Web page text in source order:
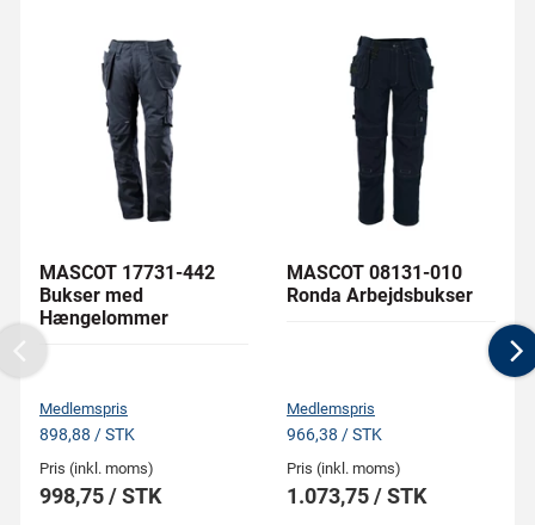
MASCOT 17731-442
Bukser med
Hængelommer
Medlemspris
898,88 / STK
Pris (inkl. moms)
998,75 / STK
MASCOT 08131-010
Ronda Arbejdsbukser
Medlemspris
966,38 / STK
Pris (inkl. moms)
1.073,75 / STK
Previous